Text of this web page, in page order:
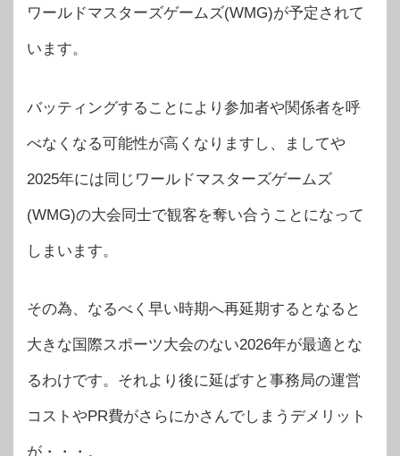
ワールドマスターズゲームズ(WMG)が予定されて
います。
バッティングすることにより参加者や関係者を呼
べなくなる可能性が高くなりますし、ましてや
2025年には同じワールドマスターズゲームズ
(WMG)の大会同士で観客を奪い合うことになって
しまいます。
その為、なるべく早い時期へ再延期するとなると
大きな国際スポーツ大会のない2026年が最適とな
るわけです。それより後に延ばすと事務局の運営
コストやPR費がさらにかさんでしまうデメリット
が・・・。